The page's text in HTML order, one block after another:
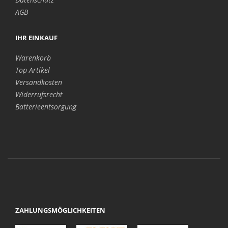
AGB
IHR EINKAUF
Warenkorb
Top Artikel
Versandkosten
Widerrufsrecht
Batterieentsorgung
ZAHLUNGSMÖGLICHKEITEN